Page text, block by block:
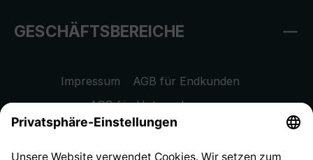
GESCHÄFTSBEREICHE
Impressum
AGB für Endkunden
AGB für Unternehmen
Datenschutzhinweis
Widerrufsrecht